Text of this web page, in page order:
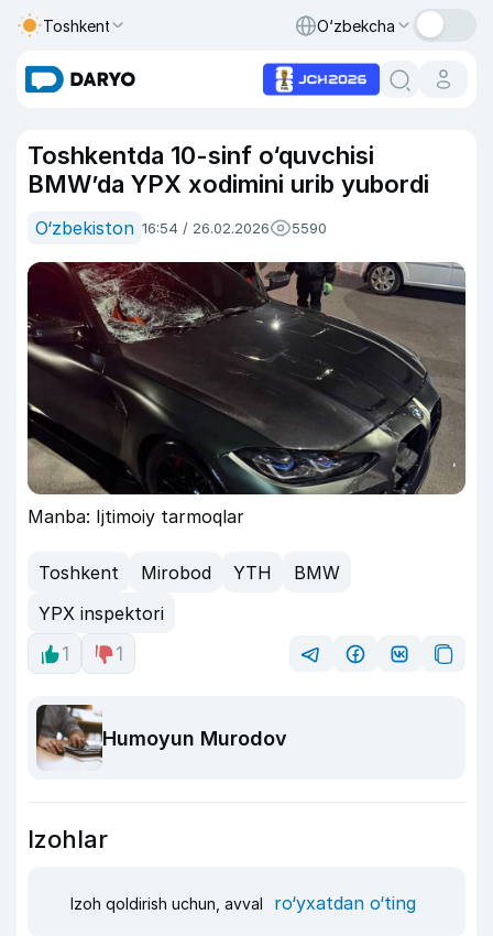
Toshkent O‘zbekcha
Toshkentda 10-sinf o‘quvchisi
BMW’da YPX xodimini urib yubordi
O‘zbekiston 16:54 / 26.02.2026 5590
Manba: Ijtimoiy tarmoqlar
Toshkent Mirobod YTH
BMW
YPX inspektori
1
1
Humoyun Murodov
Izohlar
Izoh qoldirish uchun, avval ro‘yxatdan o‘ting